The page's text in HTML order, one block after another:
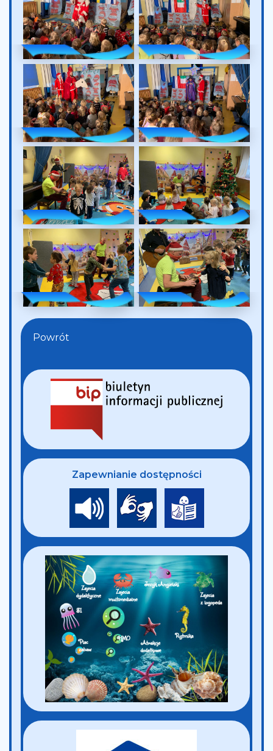
Powrót
Zapewnianie dostępności